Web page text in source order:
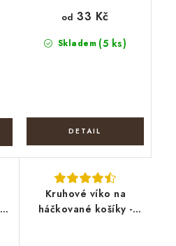
Skladem (5 ks)
od 33 Kč
Kruhové víko na
háčkované košíky -